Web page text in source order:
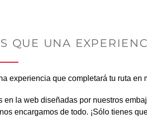
QUE UNA
experiencia que completará tu ruta en
la web diseñadas por nuestros
encargamos de todo. ¡Sólo tienes